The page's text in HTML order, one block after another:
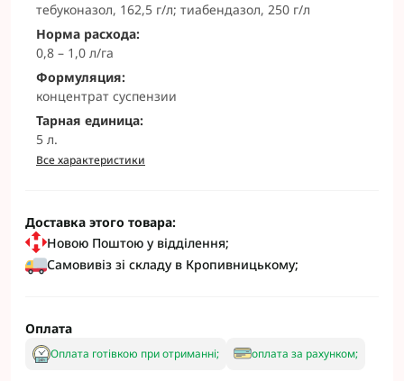
тебуконазол, 162,5 г/л; тиабендазол, 250 г/л
Норма расхода:
0,8 – 1,0 л/га
Формуляция:
концентрат суспензии
Тарная единица:
5 л.
Все характеристики
Доставка этого товара:
Новою Поштою у відділення;
Самовивіз зі складу в Кропивницькому;
Оплата
Оплата готівкою при отриманні; оплата за рахунком;